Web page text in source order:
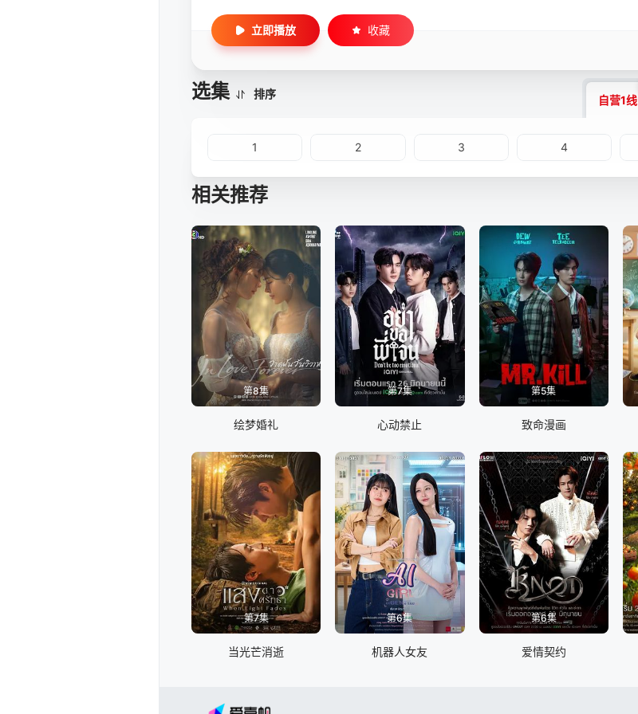
立即播放 收藏
选集 排序 自营1线
1 2 3 4
相关推荐
第8集
绘梦婚礼
第7集
心动禁止
第5集
致命漫画
第7集
当光芒消逝
第6集
机器人女友
第6集
爱情契约